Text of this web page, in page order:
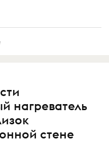
нагреватель
стене